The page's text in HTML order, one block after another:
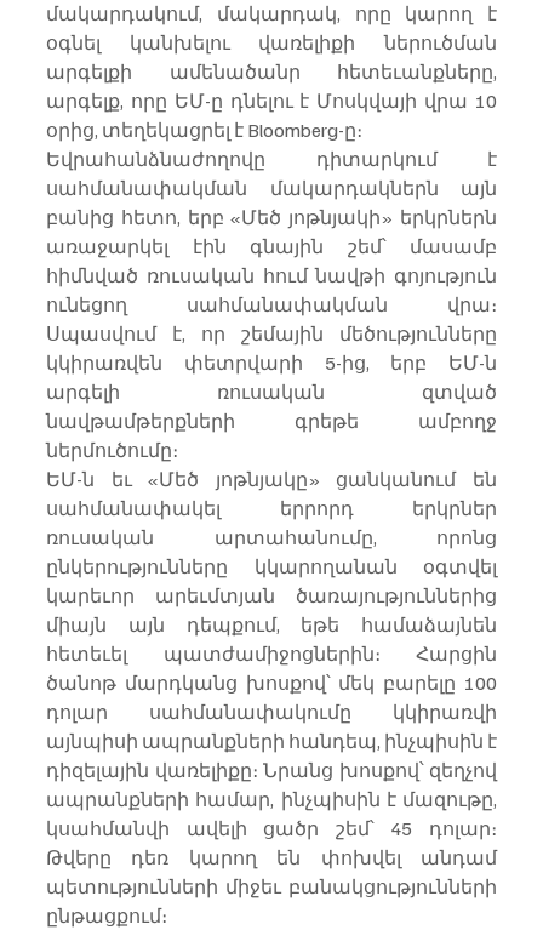
մակարդակում, մակարդակ, որը կարող է
օգնել կանխելու վառելիքի ներուծման
արգելքի ամենածանր հետեւանքները,
արգելք, որը ԵՄ-ը դնելու է Մոսկվայի վրա 10
օրից, տեղեկացրել է Bloomberg-ը։
Եվրահանձնաժողովը դիտարկում է
սահմանափակման մակարդակներն այն
բանից հետո, երբ «Մեծ յոթնյակի» երկրներն
առաջարկել էին գնային շեմ՝ մասամբ
հիմնված ռուսական հում նավթի գոյություն
ունեցող սահմանափակման վրա։
Սպասվում է, որ շեմային մեծությունները
կկիրառվեն փետրվարի 5-ից, երբ ԵՄ-ն
արգելի ռուսական զտված
նավթամթերքների գրեթե ամբողջ
ներմուծումը։
ԵՄ-ն եւ «Մեծ յոթնյակը» ցանկանում են
սահմանափակել երրորդ երկրներ
ռուսական արտահանումը, որոնց
ընկերությունները կկարողանան օգտվել
կարեւոր արեւմտյան ծառայություններից
միայն այն դեպքում, եթե համաձայնեն
հետեւել պատժամիջոցներին։ Հարցին
ծանոթ մարդկանց խոսքով՝ մեկ բարելը 100
դոլար սահմանափակումը կկիրառվի
այնպիսի ապրանքների հանդեպ, ինչպիսին է
դիզելային վառելիքը։ Նրանց խոսքով՝ զեղչով
ապրանքների համար, ինչպիսին է մազութը,
կսահմանվի ավելի ցածր շեմ՝ 45 դոլար։
Թվերը դեռ կարող են փոխվել անդամ
պետությունների միջեւ բանակցությունների
ընթացքում։